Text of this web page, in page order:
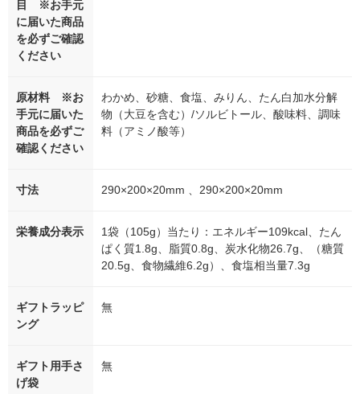
目 ※お手元
に届いた商品
を必ずご確認
ください
原材料 ※お
手元に届いた
商品を必ずご
確認ください
わかめ、砂糖、食塩、みりん、たん白加水分解
物（大豆を含む）/ソルビトール、酸味料、調味
料（アミノ酸等）
寸法 290×200×20mm 、290×200×20mm
栄養成分表示
1袋（105g）当たり：エネルギー109kcal、たん
ぱく質1.8g、脂質0.8g、炭水化物26.7g、（糖質
20.5g、食物繊維6.2g）、食塩相当量7.3g
ギフトラッピ
ング
無
ギフト用手さ
げ袋
無